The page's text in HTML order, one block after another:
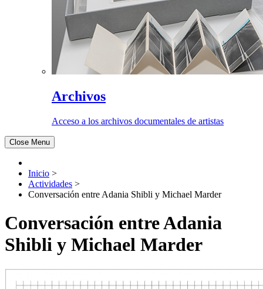
Archivos
Acceso a los archivos documentales de artistas
Close Menu
Inicio >
Actividades >
Conversación entre Adania Shibli y Michael Marder
Conversación entre Adania
Shibli y Michael Marder